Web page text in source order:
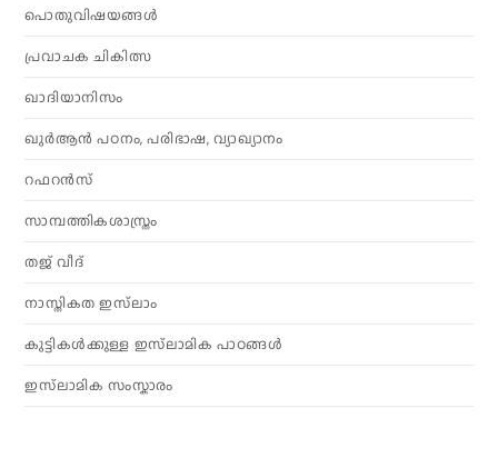
പൊതുവിഷയങ്ങൾ
പ്രവാചക ചികിത്സ
ഖാദിയാനിസം
ഖുർആൻ പഠനം, പരിഭാഷ, വ്യാഖ്യാനം
റഫറൻസ്
സാമ്പത്തികശാസ്ത്രം
തജ് വീദ്
നാസ്തികത ഇസ്‌ലാം
കുട്ടികൾക്കുള്ള ഇസ്‌ലാമിക പാഠങ്ങൾ
ഇസ്‌ലാമിക സംസ്കാരം